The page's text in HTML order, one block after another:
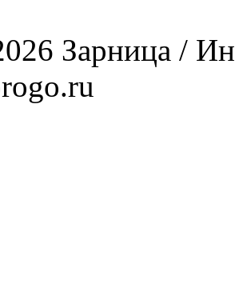
Зарница /